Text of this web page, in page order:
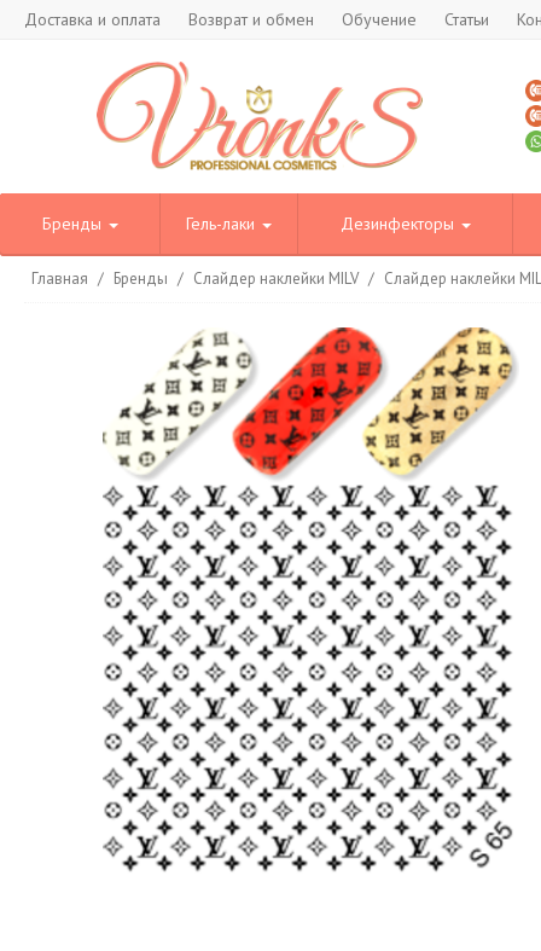
Доставка и оплата Возврат и обмен Обучение Статьи
Бренды Гель-лаки Дезинфекторы
Главная / Бренды / Слайдер наклейки MILV / Слайдер наклейки